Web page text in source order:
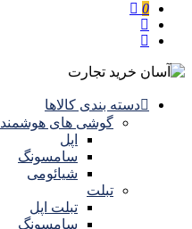
0
دسته بندی کالاها
گوشی های هوشمند
اپل
سامسونگ
شیائومی
تبلت
تبلت اپل
سامسونگ